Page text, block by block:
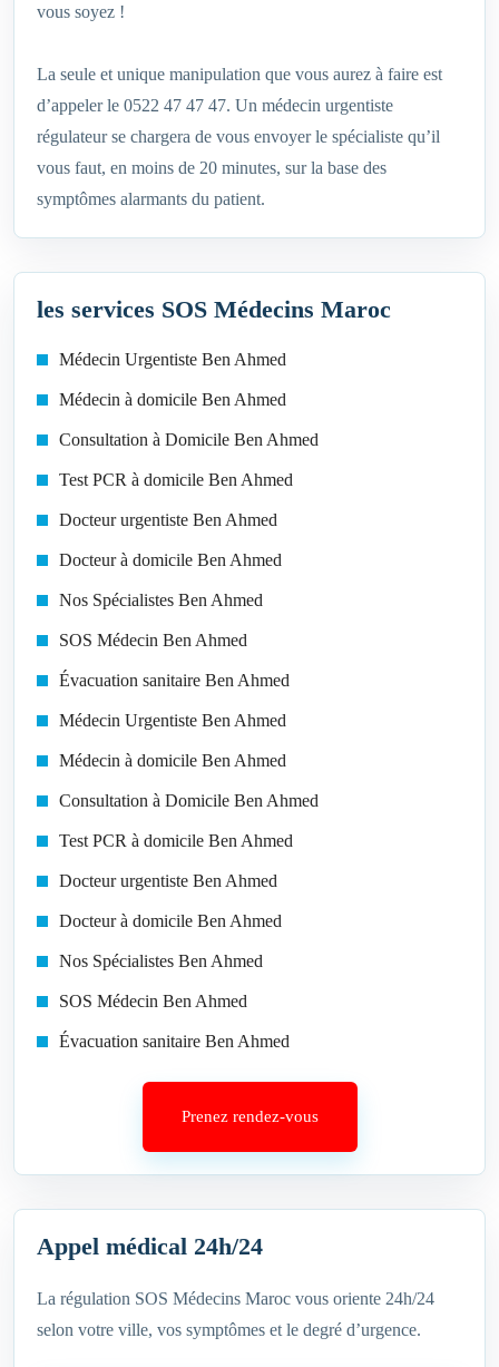
vous soyez !
La seule et unique manipulation que vous aurez à faire est
d’appeler le 0522 47 47 47. Un médecin urgentiste
régulateur se chargera de vous envoyer le spécialiste qu’il
vous faut, en moins de 20 minutes, sur la base des
symptômes alarmants du patient.
les services SOS Médecins Maroc
Médecin Urgentiste Ben Ahmed
Médecin à domicile Ben Ahmed
Consultation à Domicile Ben Ahmed
Test PCR à domicile Ben Ahmed
Docteur urgentiste Ben Ahmed
Docteur à domicile Ben Ahmed
Nos Spécialistes Ben Ahmed
SOS Médecin Ben Ahmed
Évacuation sanitaire Ben Ahmed
Médecin Urgentiste Ben Ahmed
Médecin à domicile Ben Ahmed
Consultation à Domicile Ben Ahmed
Test PCR à domicile Ben Ahmed
Docteur urgentiste Ben Ahmed
Docteur à domicile Ben Ahmed
Nos Spécialistes Ben Ahmed
SOS Médecin Ben Ahmed
Évacuation sanitaire Ben Ahmed
Prenez rendez-vous
Appel médical 24h/24
La régulation SOS Médecins Maroc vous oriente 24h/24
selon votre ville, vos symptômes et le degré d’urgence.